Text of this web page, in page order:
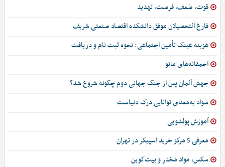
قوت، ضعف، فرصت، تهدید
فارغ التحصیلان موفق دانشکده اقتصاد صنعتی شریف
هزینه عینک تأمین اجتماعی: نحوه ثبت نام و دریافت
احمقانه‌های مائو
جهش آلمان پس از جنگ جهانی دوم چگونه شروع شد؟
سواد به‌معنای توانایی درک دنیاست
آموزش پولشویی
معرفی 5 مرکز خرید اسپیکر در تهران
سکس، مواد مخدر و بیت‌کوین